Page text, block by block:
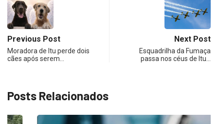
Previous Post
Moradora de Itu perde dois
cães após serem…
Next Post
Esquadrilha da Fumaça
passa nos céus de Itu…
Posts Relacionados